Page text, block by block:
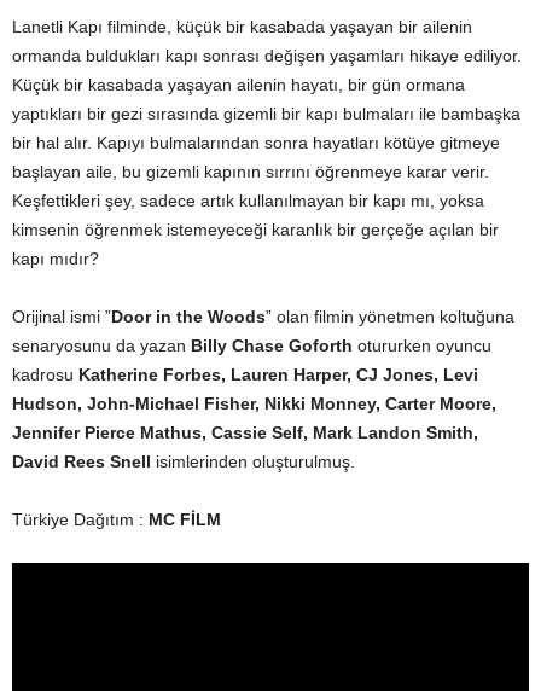
Lanetli Kapı filminde, küçük bir kasabada yaşayan bir ailenin
ormanda buldukları kapı sonrası değişen yaşamları hikaye ediliyor.
Küçük bir kasabada yaşayan ailenin hayatı, bir gün ormana
yaptıkları bir gezi sırasında gizemli bir kapı bulmaları ile bambaşka
bir hal alır. Kapıyı bulmalarından sonra hayatları kötüye gitmeye
başlayan aile, bu gizemli kapının sırrını öğrenmeye karar verir.
Keşfettikleri şey, sadece artık kullanılmayan bir kapı mı, yoksa
kimsenin öğrenmek istemeyeceği karanlık bir gerçeğe açılan bir
kapı mıdır?
Orijinal ismi ”Door in the Woods” olan filmin yönetmen koltuğuna
senaryosunu da yazan Billy Chase Goforth otururken oyuncu
kadrosu Katherine Forbes, Lauren Harper, CJ Jones, Levi
Hudson, John-Michael Fisher, Nikki Monney, Carter Moore,
Jennifer Pierce Mathus, Cassie Self, Mark Landon Smith,
David Rees Snell isimlerinden oluşturulmuş.
Türkiye Dağıtım : MC FİLM